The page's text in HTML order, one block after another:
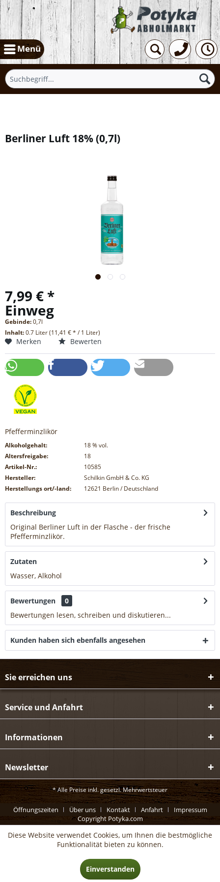
Menü
Berliner Luft 18%(0,7l)
7,99 € *
Einweg
Gebinde:0,7l
Inhalt:0.7 Liter (11,41 € * / 1 Liter)
Merken Bewerten
Pfefferminzlikör
Alkoholgehalt: 18% vol.
Altersfreigabe:
18
Artikel-Nr.:
10585
Hersteller:
Schilkin GmbH & Co. KG
Herstellungs ort/-land:
12621 Berlin / Deutschland
Beschreibung
Original Berliner Luft in der Flasche - der frische
Pfefferminzlikör.
Zutaten
Wasser, Alkohol
Bewertungen
0
Bewertungen lesen, schreiben und diskutieren...
Kunden haben sich ebenfalls angesehen
Sie erreichen uns
Service und Anfahrt
Informationen
Newsletter
* Alle Preise inkl. gesetzl. Mehrwertsteuer
Öffnungszeiten Über uns Kontakt Anfahrt
Impressum
Copyright Potyka.com
Diese Website verwendet Cookies, um Ihnen die bestmögliche
Funktionalität bieten zu können.
Einverstanden